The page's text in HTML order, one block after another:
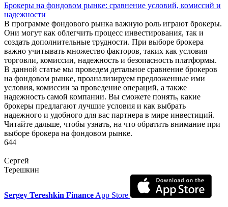
Брокеры на фондовом рынке: сравнение условий, комиссий и
надежности
В программе фондового рынка важную роль играют брокеры.
Они могут как облегчить процесс инвестирования, так и
создать дополнительные трудности. При выборе брокера
важно учитывать множество факторов, таких как условия
торговли, комиссии, надежность и безопасность платформы.
В данной статье мы проведем детальное сравнение брокеров
на фондовом рынке, проанализируем предложенные ими
условия, комиссии за проведение операций, а также
надежность самой компании. Вы сможете понять, какие
брокеры предлагают лучшие условия и как выбрать
надежного и удобного для вас партнера в мире инвестиций.
Читайте дальше, чтобы узнать, на что обратить внимание при
выборе брокера на фондовом рынке.
644
Сергей
Терешкин
Sergey Tereshkin Finance App Store